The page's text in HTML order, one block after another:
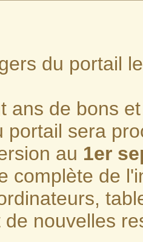
du portail
ans de bons
portail sera
au 1er
complète de
de nouvelles